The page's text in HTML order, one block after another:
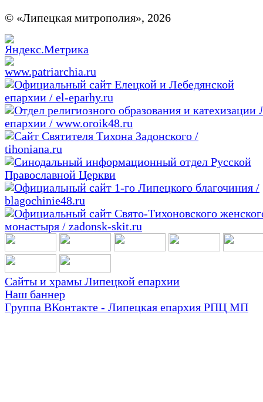
© «Липецкая митрополия», 2026
Сайты и храмы Липецкой епархии
Наш баннер
Группа ВКонтакте - Липецкая епархия РПЦ МП